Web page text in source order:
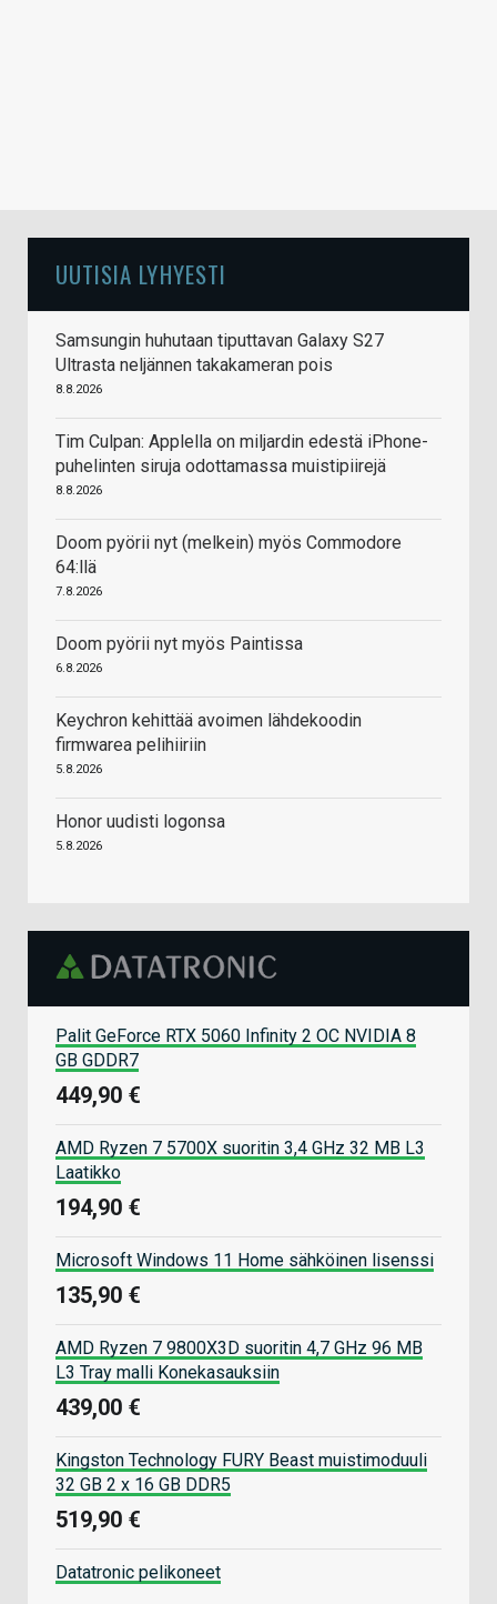
UUTISIA LYHYESTI
Samsungin huhutaan tiputtavan Galaxy S27
Ultrasta neljännen takakameran pois
8.8.2026
Tim Culpan: Applella on miljardin edestä iPhone-
puhelinten siruja odottamassa muistipiirejä
8.8.2026
Doom pyörii nyt (melkein) myös Commodore
64:llä
7.8.2026
Doom pyörii nyt myös Paintissa
6.8.2026
Keychron kehittää avoimen lähdekoodin
firmwarea pelihiiriin
5.8.2026
Honor uudisti logonsa
5.8.2026
Palit GeForce RTX 5060 Infinity 2 OC NVIDIA 8
GB GDDR7
449,90 €
AMD Ryzen 7 5700X suoritin 3,4 GHz 32 MB L3
Laatikko
194,90 €
Microsoft Windows 11 Home sähköinen lisenssi
135,90 €
AMD Ryzen 7 9800X3D suoritin 4,7 GHz 96 MB
L3 Tray malli Konekasauksiin
439,00 €
Kingston Technology FURY Beast muistimoduuli
32 GB 2 x 16 GB DDR5
519,90 €
Datatronic pelikoneet